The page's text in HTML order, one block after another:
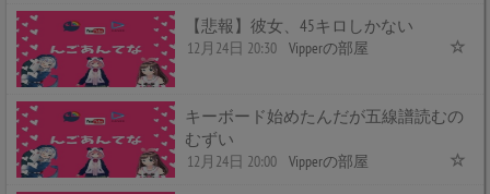
【悲報】彼女、45キロしかない
12月24日 20:30 Vipperの部屋
キーボード始めたんだが五線譜読むの
むずい
12月24日 20:00 Vipperの部屋